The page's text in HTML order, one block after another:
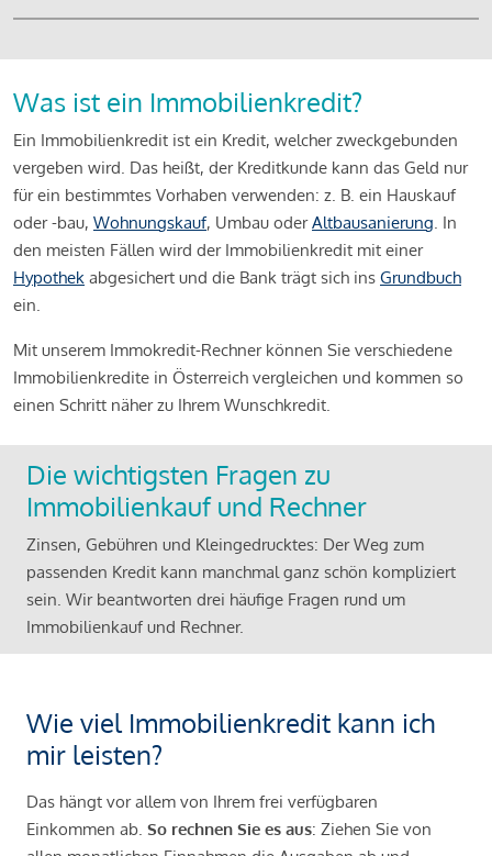
Was ist ein Immobilienkredit?
Ein Immobilienkredit ist ein Kredit, welcher zweckgebunden
vergeben wird. Das heißt, der Kreditkunde kann das Geld nur
für ein bestimmtes Vorhaben verwenden: z. B. ein Hauskauf
oder -bau, Wohnungskauf, Umbau oderAltbausanierung. In
den meisten Fällen wird der Immobilienkredit mit einer
Hypothek abgesichert und die Bank trägt sich ins Grundbuch
ein.
Mit unserem Immokredit-Rechner können Sie verschiedene
Immobilienkredite in Österreich vergleichen und kommen so
einen Schritt näher zu Ihrem Wunschkredit.
Die wichtigsten Fragen zu
Immobilienkauf und Rechner
Zinsen, Gebühren und Kleingedrucktes: Der Weg zum
passenden Kredit kann manchmal ganz schön kompliziert
sein. Wir beantworten drei häufige Fragen rund um
Immobilienkauf und Rechner.
Wie viel Immobilienkredit kann ich
mir leisten?
Das hängt vor allem von Ihrem frei verfügbaren
Einkommen ab. So rechnen Sie es aus: Ziehen Sie von